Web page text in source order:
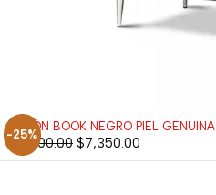
-25%
SILLÓN BOOK NEGRO PIEL GENUINA
$9,800.00 $7,350.00